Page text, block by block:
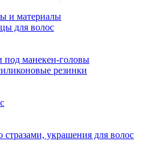
и материалы
для волос
под манекен-головы
резинки
украшения для волос